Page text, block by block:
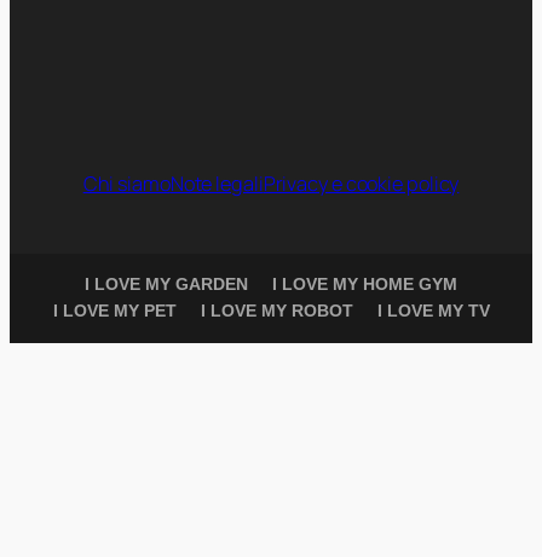
Chi siamoNote legaliPrivacy e cookie policy
I LOVE MY GARDEN
I LOVE MY HOME GYM
I LOVE MY PET
I LOVE MY ROBOT I LOVE MY TV